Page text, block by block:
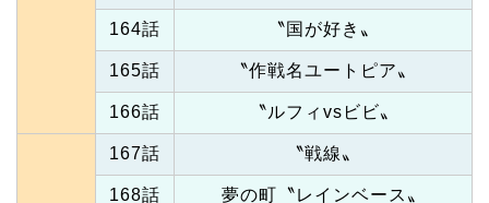
164話 〝国が好き〟
165話 〝作戦名ユートピア〟
166話 〝ルフィvsビビ〟
167話 〝戦線〟
168話 夢の町〝レインベース〟